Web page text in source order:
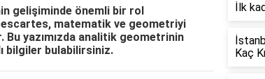
gelişiminde önemli bir rol
matematik ve geometriyi
yazımızda analitik geometrinin
bilgiler bulabilirsiniz.
İlk
Kaç